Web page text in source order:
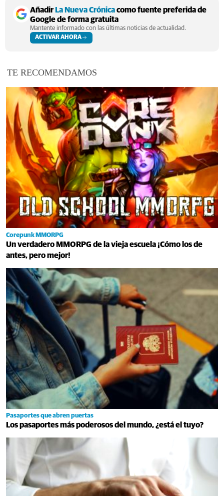
Añadir La Nueva Crónicacomo fuente preferida de
Google de forma gratuita
Mantente informado con las últimas noticias de actualidad.
ACTIVAR AHORA
TE RECOMENDAMOS
Corepunk MMORPG
Un verdadero MMORPG de la vieja escuela ¡Cómo los de
antes, pero mejor!
Pasaportes que abren puertas
Los pasaportes más poderosos del mundo, ¿está el tuyo?